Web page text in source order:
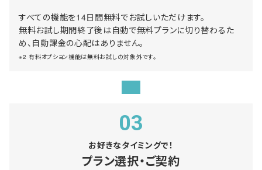
すべての機能を14日間無料でお試しいただけます。
無料お試し期間終了後は自動で無料プランに切り替わるた
め、自動課金の心配はありません。
※2 有料オプション機能は無料お試しの対象外です。
03
お好きなタイミングで！
プラン選択・ご契約